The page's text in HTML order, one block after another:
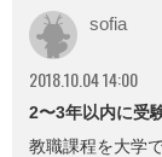
sofia
2018.10.04 14:00
2〜3年以内に受
教職課程を大学